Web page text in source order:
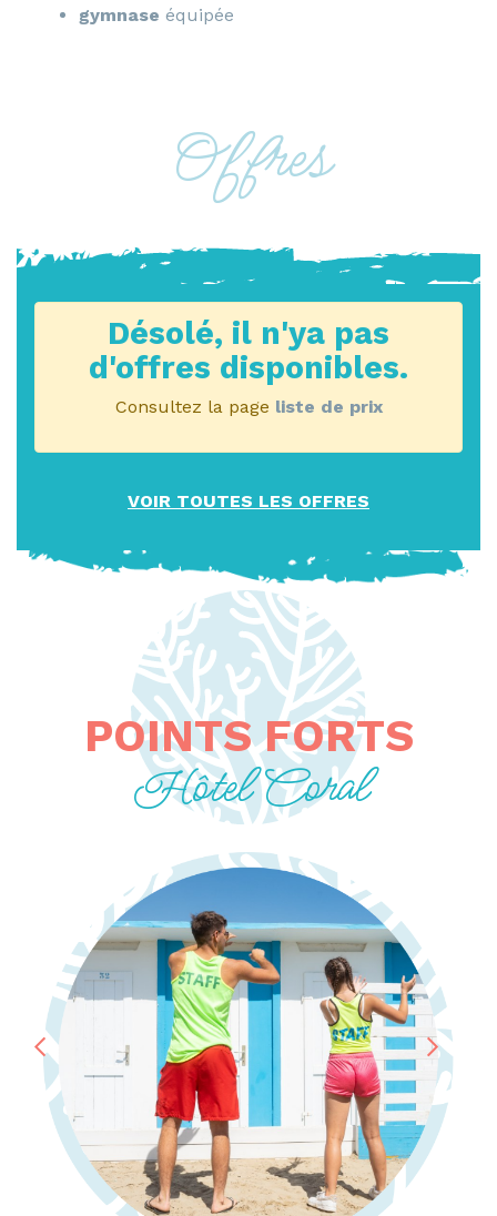
gymnase équipée
Offres
Désolé, il n'ya pas
d'offres disponibles.
Consultez la page liste de prix
VOIR TOUTES LES OFFRES
POINTS FORTS
Hôtel Coral